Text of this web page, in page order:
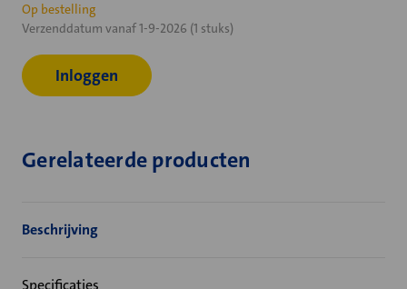
Huidige
voorraad:
Op bestelling
Verzenddatum vanaf 1-9-2026 (1 stuks)
Inloggen
Gerelateerde producten
Beschrijving
Specificaties